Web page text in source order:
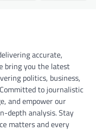
accurate,
bring you the latest
politics, business,
to journalistic
and empower our
depth analysis. Stay
matters and every